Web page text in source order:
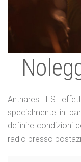
Anthares ES
specialmente in
definire condizioni
radio presso